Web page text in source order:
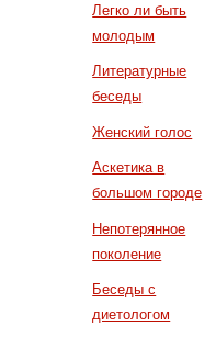
Легко ли быть
молодым
Литературные
беседы
Женский голос
Аскетика в
большом городе
Непотерянное
поколение
Беседы с
диетологом